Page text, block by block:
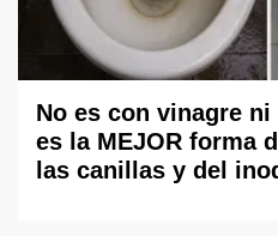
No es con vinagre
es la MEJOR forma
las canillas y del